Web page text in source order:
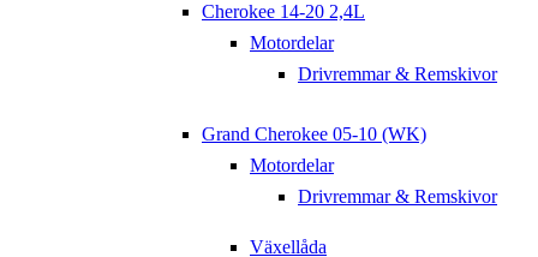
Cherokee 14-20 2,4L
Motordelar
Drivremmar & Remskivor
Grand Cherokee 05-10 (WK)
Motordelar
Drivremmar & Remskivor
Växellåda